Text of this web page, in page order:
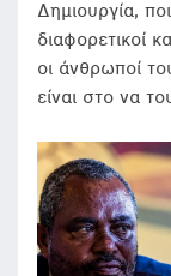
Δημιουργία,
διαφορετικοί
οι άνθρωποί
είναι στο να